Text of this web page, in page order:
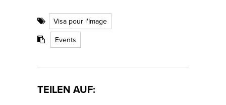
Visa pour l'Image
Events
TEILEN AUF: